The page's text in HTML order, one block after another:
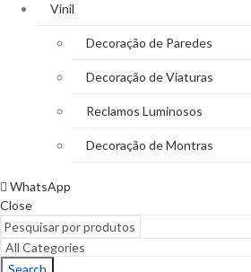
Vinil
Decoração de Paredes
Decoração de Viaturas
Reclamos Luminosos
Decoração de Montras
WhatsApp
Close